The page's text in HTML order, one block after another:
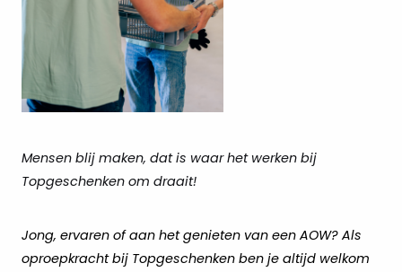
Mensen blij maken, dat is waar het werken bij
Topgeschenken om draait!
Jong, ervaren of aan het genieten van een AOW? Als
oproepkracht bij Topgeschenken ben je altijd welkom